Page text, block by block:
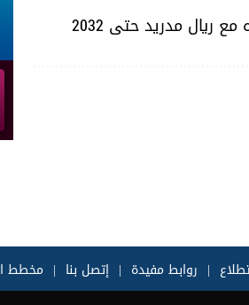
مدريد حتى 2032
| روابط مفيدة | إتصل بنا | مخطط